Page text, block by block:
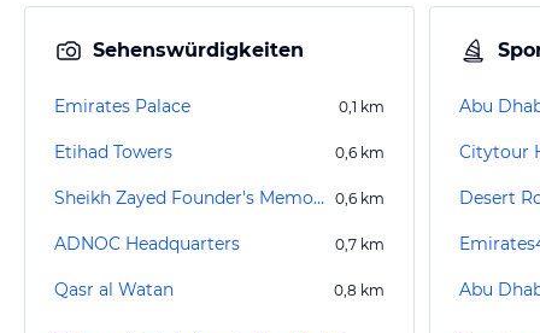
Sehenswürdigkeiten
Emirates Palace 0,1 km
Etihad Towers 0,6 km
Sheikh Zayed Founder's Memorial 0,6 km
ADNOC Headquarters 0,7 km
Qasr al Watan 0,8 km
Abu
Desert
Abu